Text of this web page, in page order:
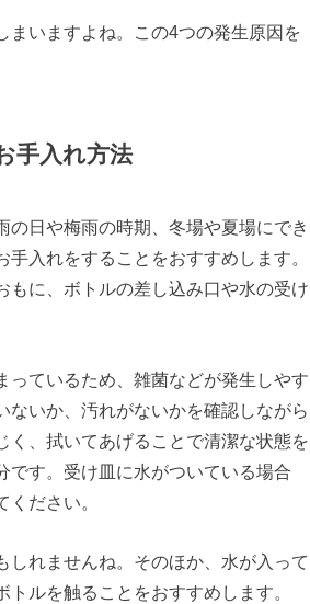
まいますよね。この4つの発生原因を
手入れ方法
日や梅雨の時期、冬場や夏場にでき
入れをすることをおすすめします。
もに、ボトルの差し込み口や水の受け
っているため、雑菌などが発生しやす
いか、汚れがないかを確認しながら
、拭いてあげることで清潔な状態を
です。受け皿に水がついている場合
ださい。
しれませんね。そのほか、水が入って
ルを触ることをおすすめします。